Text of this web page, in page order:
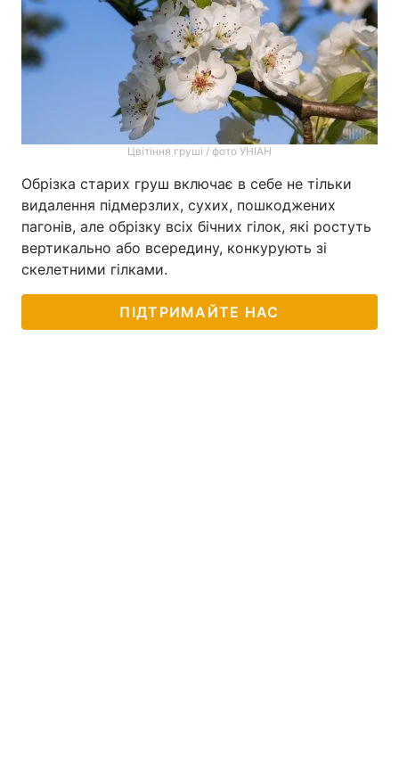
Цвітіння груші / фото УНІАН
Обрізка старих груш включає в себе не тільки
видалення підмерзлих, сухих, пошкоджених
пагонів, але обрізку всіх бічних гілок, які ростуть
вертикально або всередину, конкурують зі
скелетними гілками.
ПІДТРИМАЙТЕ НАС